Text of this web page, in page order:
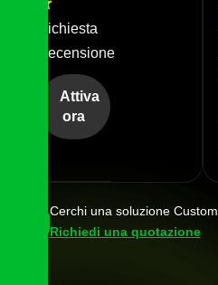
Richiesta
Recensione
Attiva
ora
FreeCerchi una soluzione
Richiedi una quotazione